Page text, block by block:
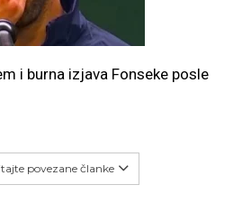
i burna izjava Fonseke posle
povezane članke